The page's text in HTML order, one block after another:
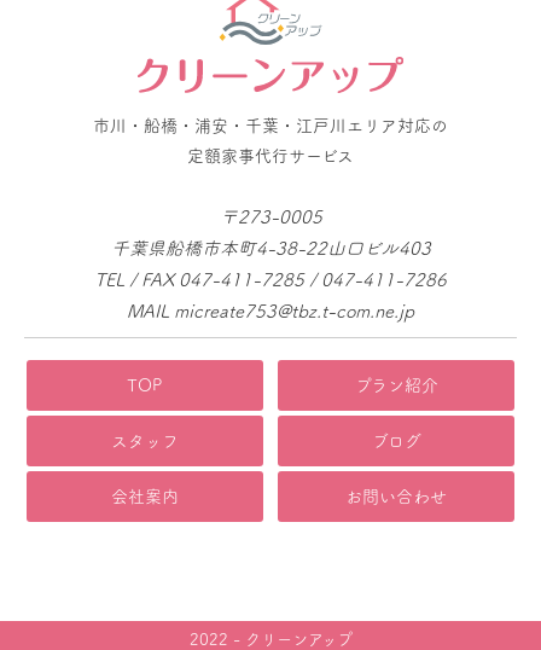
市川・船橋・浦安・千葉・江戸川エリア対応の
定額家事代行サービス
〒273-0005
千葉県船橋市本町4-38-22山口ビル403
TEL / FAX 047-411-7285 / 047-411-7286
MAIL micreate753@tbz.t-com.ne.jp
TOP プラン紹介
スタッフ ブログ
会社案内 お問い合わせ
2022 - クリーンアップ